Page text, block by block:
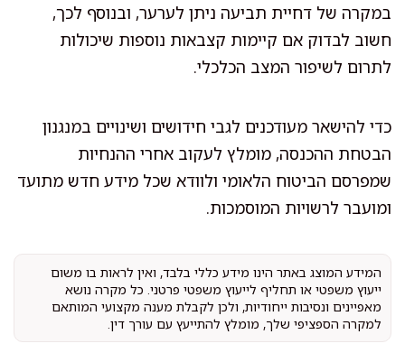
במקרה של דחיית תביעה ניתן לערער, ובנוסף לכך,
חשוב לבדוק אם קיימות קצבאות נוספות שיכולות
לתרום לשיפור המצב הכלכלי.
כדי להישאר מעודכנים לגבי חידושים ושינויים במנגנון
הבטחת ההכנסה, מומלץ לעקוב אחרי ההנחיות
שמפרסם הביטוח הלאומי ולוודא שכל מידע חדש מתועד
ומועבר לרשויות המוסמכות.
המידע המוצג באתר הינו מידע כללי בלבד, ואין לראות בו משום
ייעוץ משפטי או תחליף לייעוץ משפטי פרטני. כל מקרה נושא
מאפיינים ונסיבות ייחודיות, ולכן לקבלת מענה מקצועי המותאם
למקרה הספציפי שלך, מומלץ להתייעץ עם עורך דין.